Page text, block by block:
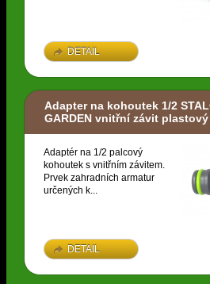
DETAIL
Adapter na kohoutek 1/2
GARDEN vnitřní závit plastový
Adaptér na 1/2 palcový
kohoutek s vnitřním závitem.
Prvek zahradních armatur
určených k...
DETAIL